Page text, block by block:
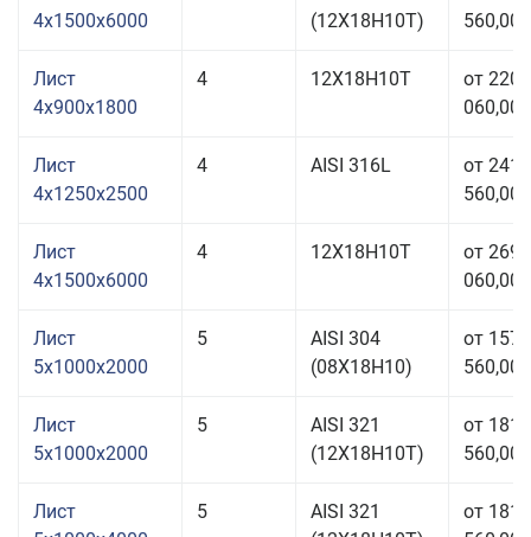
4x1500x6000
(12Х18Н10Т)
560,00
Лист
4x900x1800
4 12Х18Н10Т
от 220
060,00
Лист
4x1250x2500
4 AISI 316L
от 241
560,00
Лист
4x1500x6000
4 12Х18Н10Т
от 269
060,00
Лист
5x1000x2000
5
AISI 304
(08Х18Н10)
от 157
560,00
Лист
5x1000x2000
5
AISI 321
(12Х18Н10Т)
от 181
560,00
Лист
5
AISI 321
от 181